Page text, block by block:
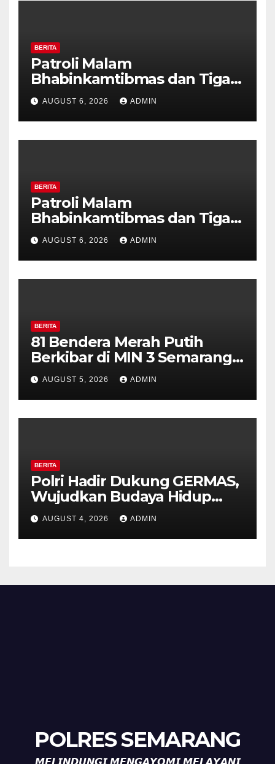
BERITA
Patroli Malam
Bhabinkamtibmas dan Tiga
Pilar Kelurahan Ungaran
Perkuat Kamtibmas, Warga
Diajak Aktifkan Ronda
AUGUST 6, 2026 ADMIN
BERITA
Patroli Malam
Bhabinkamtibmas dan Tiga
Pilar Kelurahan Ungaran
Perkuat Kamtibmas, Warga
Diajak Aktifkan Ronda
AUGUST 6, 2026 ADMIN
BERITA
81 Bendera Merah Putih
Berkibar di MIN 3 Semarang,
Bhabinkamtibmas Desa
Timpik Hadiri Peringatan
HUT ke-81 Kemerdekaan RI
AUGUST 5, 2026 ADMIN
BERITA
Polri Hadir Dukung GERMAS,
Wujudkan Budaya Hidup
Sehat di Kecamatan Pabelan
AUGUST 4, 2026 ADMIN
POLRES SEMARANG
𝙈𝙀𝙇𝙄𝙉𝘿𝙐𝙉𝙂𝙄 𝙈𝙀𝙉𝙂𝘼𝙔𝙊𝙈𝙄 𝙈𝙀𝙇𝘼𝙔𝘼𝙉𝙄